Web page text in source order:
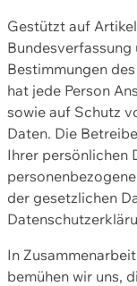
Gestützt auf
Bestimmungen
hat jede Person
sowie auf Schutz
Daten. Die
Ihrer persönlichen
der gesetzlichen
In
bemühen wir uns,